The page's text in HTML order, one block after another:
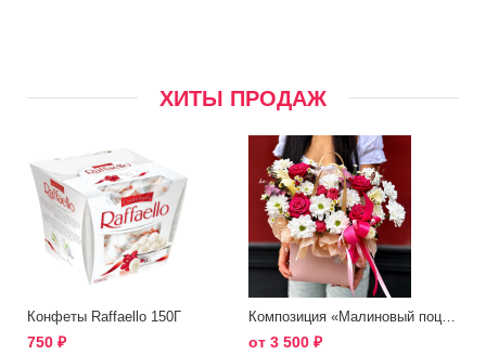
ХИТЫ ПРОДАЖ
Конфеты Raffaello 150Г
750 ₽ от 3 500 ₽